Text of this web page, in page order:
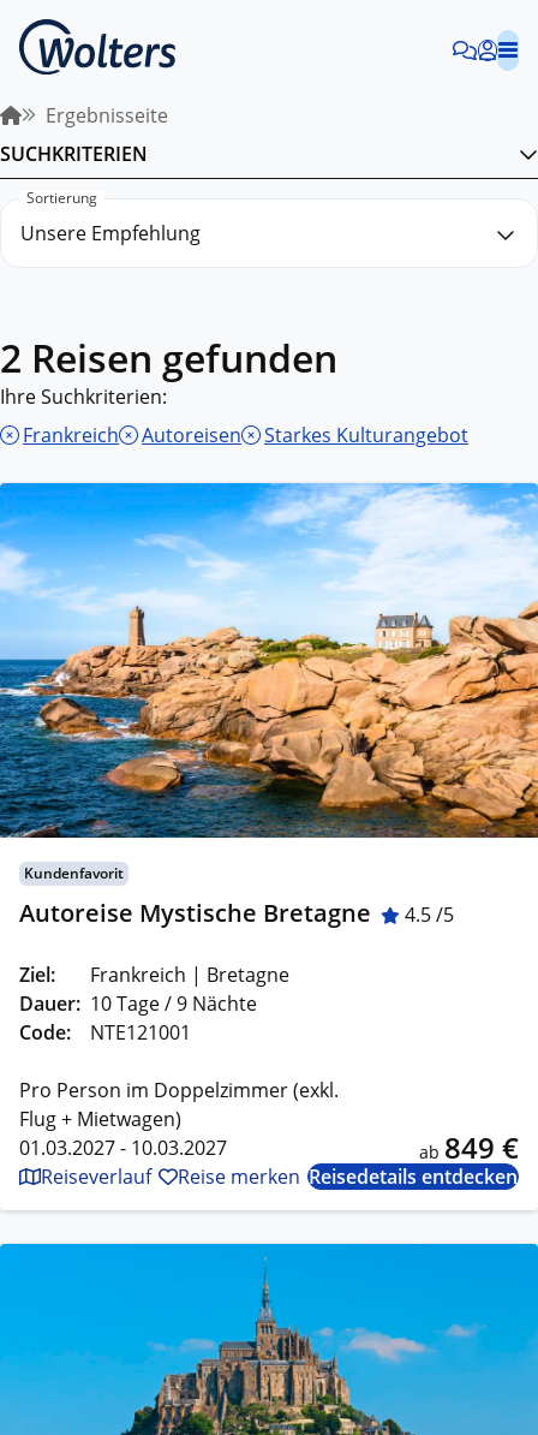
Ergebnisseite
SUCHKRITERIEN
Sortierung
2 Reisen gefunden
Ihre Suchkriterien:
Frankreich
Autoreisen Starkes Kulturangebot
Kundenfavorit
Autoreise Mystische Bretagne 4.5 /5
Ziel:
Frankreich | Bretagne
Dauer: 10 Tage / 9 Nächte
Code:
NTE121001
Pro Person im Doppelzimmer (exkl.
Flug + Mietwagen)
01.03.2027 - 10.03.2027
ab 849 €
Reiseverlauf Reise merken Reisedetails entdecken